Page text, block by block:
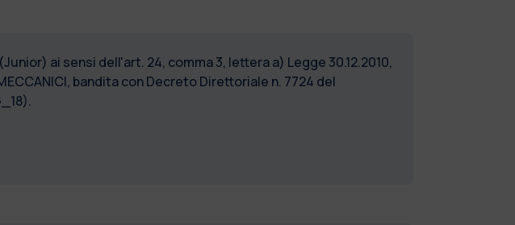
ai sensi dell'art. 24, comma 3, lettera a) Legge 30.12.2010,
bandita con Decreto Direttoriale n. 7724 del